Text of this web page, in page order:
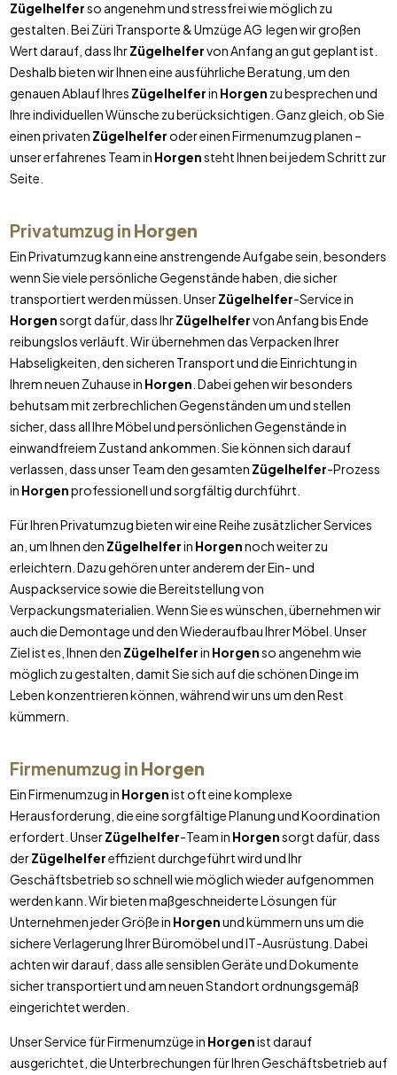
Zügelhelferso angenehm und stressfrei wie möglich zu
gestalten. Bei Züri Transporte & Umzüge AG legen wir großen
Wert darauf, dass IhrZügelhelfervon Anfang an gut geplant ist.
Deshalb bieten wir Ihnen eine ausführliche Beratung, um den
genauen Ablauf Ihres Zügelhelferin Horgen zu besprechen und
Ihre individuellen Wünsche zu berücksichtigen. Ganz gleich, ob Sie
einen privaten Zügelhelferoder einen Firmenumzug planen –
unser erfahrenes Team in Horgensteht Ihnen bei jedem Schritt zur
Seite.
Privatumzug in Horgen
Ein Privatumzug kann eine anstrengende Aufgabe sein, besonders
wenn Sie viele persönliche Gegenstände haben, die sicher
transportiert werden müssen. UnserZügelhelfer-Service in
Horgensorgt dafür, dass IhrZügelhelfervon Anfang bis Ende
reibungslos verläuft. Wir übernehmen das Verpacken Ihrer
Habseligkeiten, den sicheren Transport und die Einrichtung in
Ihrem neuen Zuhause in Horgen . Dabei gehen wir besonders
behutsam mit zerbrechlichen Gegenständen um und stellen
sicher, dass all Ihre Möbel und persönlichen Gegenstände in
einwandfreiem Zustand ankommen. Sie können sich darauf
verlassen, dass unser Team den gesamten Zügelhelfer-Prozess
in Horgenprofessionell und sorgfältig durchführt.
Für Ihren Privatumzug bieten wir eine Reihe zusätzlicher Services
an, um Ihnen den Zügelhelferin Horgennoch weiter zu
erleichtern. Dazu gehören unter anderem der Ein- und
Auspackservice sowie die Bereitstellung von
Verpackungsmaterialien. Wenn Sie es wünschen, übernehmen wir
auch die Demontage und den Wiederaufbau Ihrer Möbel. Unser
Ziel ist es, Ihnen den Zügelhelferin Horgenso angenehm wie
möglich zu gestalten, damit Sie sich auf die schönen Dinge im
Leben konzentrieren können, während wir uns um den Rest
kümmern.
Firmenumzug in Horgen
Ein Firmenumzug in Horgenist oft eine komplexe
Herausforderung, die eine sorgfältige Planung und Koordination
erfordert. UnserZügelhelfer-Team in Horgensorgt dafür, dass
derZügelhelfereffizient durchgeführt wird und Ihr
Geschäftsbetrieb so schnell wie möglich wieder aufgenommen
werden kann. Wir bieten maßgeschneiderte Lösungen für
Unternehmen jeder Größe in Horgenund kümmern uns um die
sichere Verlagerung Ihrer Büromöbel und IT-Ausrüstung. Dabei
achten wir darauf, dass alle sensiblen Geräte und Dokumente
sicher transportiert und am neuen Standort ordnungsgemäß
eingerichtet werden.
Unser Service für Firmenumzüge in Horgenist darauf
ausgerichtet, die Unterbrechungen für Ihren Geschäftsbetrieb auf